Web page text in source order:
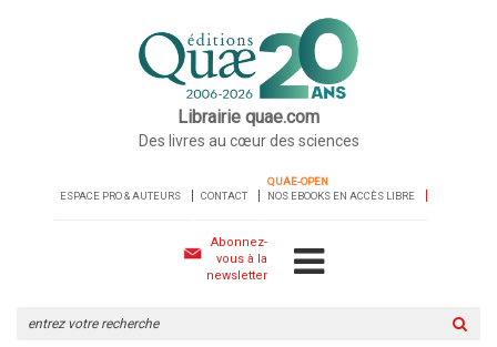
Librairie quae.com
Des livres au cœur des sciences
ESPACE PRO & AUTEURS CONTACT
QUAE-OPEN
NOS EBOOKS EN ACCÈS LIBRE
Abonnez-
vous à la
newsletter